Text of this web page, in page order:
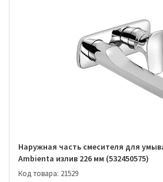
Наружная часть смесителя для
Ambienta излив 226 мм (532450575)
Код товара: 21529